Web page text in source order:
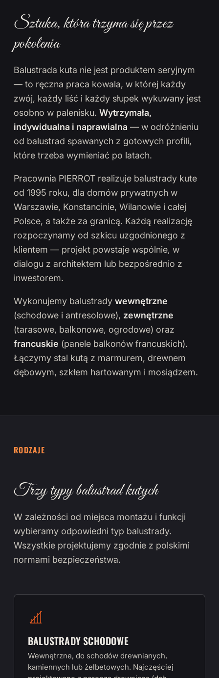
Sztuka, która trzyma się przez
pokolenia
Balustrada kuta nie jest produktem seryjnym
— to ręczna praca kowala, w której każdy
zwój, każdy liść i każdy słupek wykuwany jest
osobno w palenisku. Wytrzymała,
indywidualna i naprawialna — w odróżnieniu
od balustrad spawanych z gotowych profili,
które trzeba wymieniać po latach.
Pracownia PIERROT realizuje balustrady kute
od 1995 roku, dla domów prywatnych w
Warszawie, Konstancinie, Wilanowie i całej
Polsce, a także za granicą. Każdą realizację
rozpoczynamy od szkicu uzgodnionego z
klientem — projekt powstaje wspólnie, w
dialogu z architektem lub bezpośrednio z
inwestorem.
Wykonujemy balustrady wewnętrzne
(schodowe i antresolowe), zewnętrzne
(tarasowe, balkonowe, ogrodowe) oraz
francuskie (panele balkonów francuskich).
Łączymy stal kutą z marmurem, drewnem
dębowym, szkłem hartowanym i mosiądzem.
RODZAJE
Trzy typy balustrad kutych
W zależności od miejsca montażu i funkcji
wybieramy odpowiedni typ balustrady.
Wszystkie projektujemy zgodnie z polskimi
normami bezpieczeństwa.
BALUSTRADY SCHODOWE
Wewnętrzne, do schodów drewnianych,
kamiennych lub żelbetowych. Najczęściej